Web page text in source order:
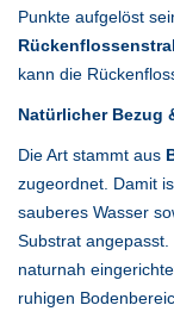
Punkte aufgelöst
kann die
Natürlicher Bezug
Die Art stammt aus
zugeordnet. Damit
sauberes Wasser
Substrat
naturnah
ruhigen